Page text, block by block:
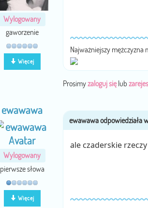
Wylogowany
gaworzenie
Więcej
Najważniejszy mężczyzna
Prosimyzaloguj sięlub
ewawawa
Wylogowany
pierwsze słowa
Więcej
ale czaderskie